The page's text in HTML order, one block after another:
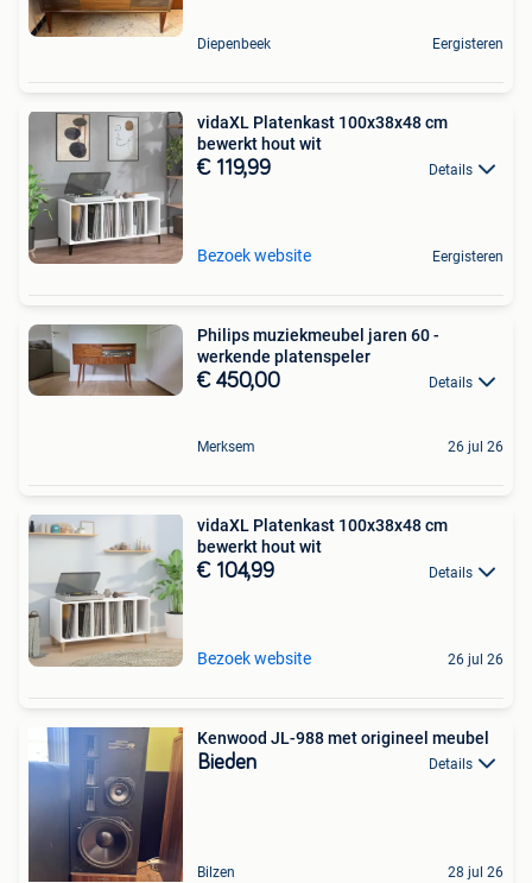
Diepenbeek Eergisteren
vidaXL Platenkast 100x38x48 cm
bewerkt hout wit
€ 119,99 Details
Bezoek website Eergisteren
Philips muziekmeubel jaren 60 -
werkende platenspeler
€ 450,00 Details
Merksem 26 jul 26
vidaXL Platenkast 100x38x48 cm
bewerkt hout wit
€ 104,99 Details
Bezoek website 26 jul 26
Kenwood JL-988 met origineel meubel
Bieden Details
Bilzen 28 jul 26